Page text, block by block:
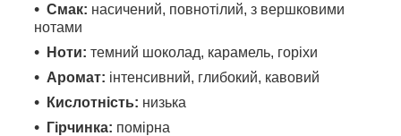
Смак: насичений, повнотілий, з вершковими
нотами
Ноти: темний шоколад, карамель, горіхи
Аромат: інтенсивний, глибокий, кавовий
Кислотність: низька
Гірчинка: помірна